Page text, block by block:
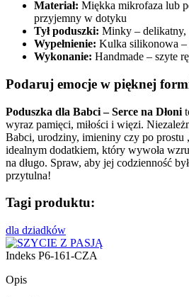
Materiał: Miękka mikrofaza lub
przyjemny w dotyku
Tył poduszki: Minky – delikatny,
Wypełnienie: Kulka silikonowa –
Wykonanie: Handmade – szyte
Podaruj emocje w pięknej
Poduszka dla Babci – Serce na Dłoni
wyraz pamięci, miłości i więzi.
Babci, urodziny, imieniny czy po prostu
idealnym dodatkiem, który wywoła
na długo. Spraw, aby jej codzienność
przytulna!
Tagi produktu:
dla dziadków
Indeks P6-161-CZA
Opis